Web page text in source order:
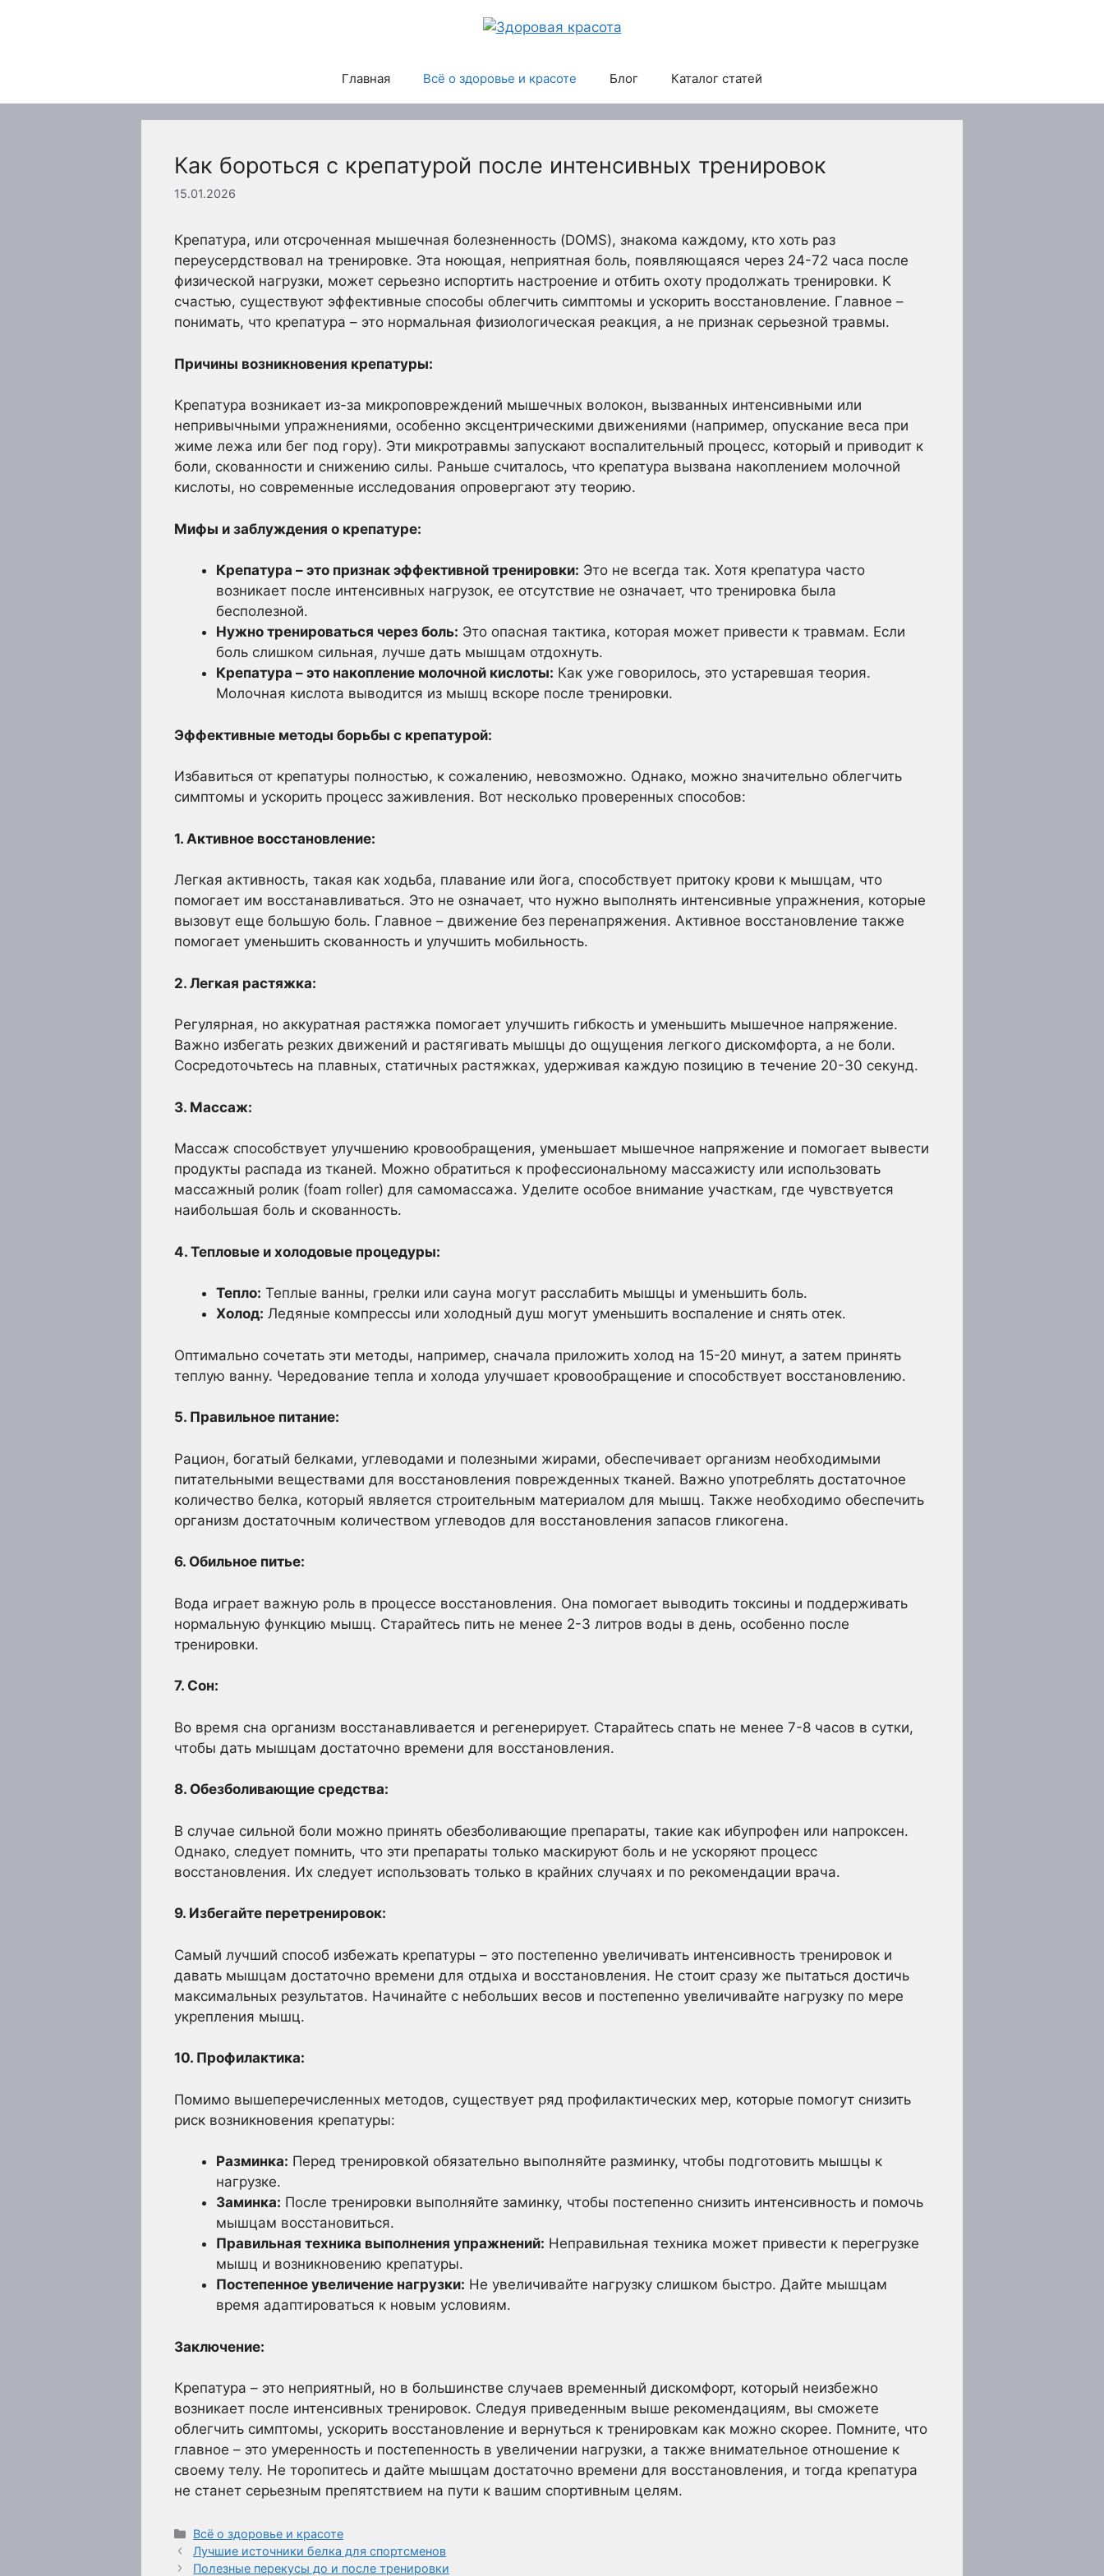
Главная Всё о здоровье и красоте Блог Каталог статей
Как бороться с крепатурой после интенсивных тренировок
15.01.2026
Крепатура, или отсроченная мышечная болезненность (DOMS), знакома каждому, кто хоть раз
переусердствовал на тренировке. Эта ноющая, неприятная боль, появляющаяся через 24-72 часа после
физической нагрузки, может серьезно испортить настроение и отбить охоту продолжать тренировки. К
счастью, существуют эффективные способы облегчить симптомы и ускорить восстановление. Главное –
понимать, что крепатура – это нормальная физиологическая реакция, а не признак серьезной травмы.
Причины возникновения крепатуры:
Крепатура возникает из-за микроповреждений мышечных волокон, вызванных интенсивными или
непривычными упражнениями, особенно эксцентрическими движениями (например, опускание веса при
жиме лежа или бег под гору). Эти микротравмы запускают воспалительный процесс, который и приводит к
боли, скованности и снижению силы. Раньше считалось, что крепатура вызвана накоплением молочной
кислоты, но современные исследования опровергают эту теорию.
Мифы и заблуждения о крепатуре:
Крепатура – это признак эффективной тренировки: Это не всегда так. Хотя крепатура часто
возникает после интенсивных нагрузок, ее отсутствие не означает, что тренировка была
бесполезной.
Нужно тренироваться через боль: Это опасная тактика, которая может привести к травмам. Если
боль слишком сильная, лучше дать мышцам отдохнуть.
Крепатура – это накопление молочной кислоты: Как уже говорилось, это устаревшая теория.
Молочная кислота выводится из мышц вскоре после тренировки.
Эффективные методы борьбы с крепатурой:
Избавиться от крепатуры полностью, к сожалению, невозможно. Однако, можно значительно облегчить
симптомы и ускорить процесс заживления. Вот несколько проверенных способов:
1. Активное восстановление:
Легкая активность, такая как ходьба, плавание или йога, способствует притоку крови к мышцам, что
помогает им восстанавливаться. Это не означает, что нужно выполнять интенсивные упражнения, которые
вызовут еще большую боль. Главное – движение без перенапряжения. Активное восстановление также
помогает уменьшить скованность и улучшить мобильность.
2. Легкая растяжка:
Регулярная, но аккуратная растяжка помогает улучшить гибкость и уменьшить мышечное напряжение.
Важно избегать резких движений и растягивать мышцы до ощущения легкого дискомфорта, а не боли.
Сосредоточьтесь на плавных, статичных растяжках, удерживая каждую позицию в течение 20-30 секунд.
3. Массаж:
Массаж способствует улучшению кровообращения, уменьшает мышечное напряжение и помогает вывести
продукты распада из тканей. Можно обратиться к профессиональному массажисту или использовать
массажный ролик (foam roller) для самомассажа. Уделите особое внимание участкам, где чувствуется
наибольшая боль и скованность.
4. Тепловые и холодовые процедуры:
Тепло: Теплые ванны, грелки или сауна могут расслабить мышцы и уменьшить боль.
Холод: Ледяные компрессы или холодный душ могут уменьшить воспаление и снять отек.
Оптимально сочетать эти методы, например, сначала приложить холод на 15-20 минут, а затем принять
теплую ванну. Чередование тепла и холода улучшает кровообращение и способствует восстановлению.
5. Правильное питание:
Рацион, богатый белками, углеводами и полезными жирами, обеспечивает организм необходимыми
питательными веществами для восстановления поврежденных тканей. Важно употреблять достаточное
количество белка, который является строительным материалом для мышц. Также необходимо обеспечить
организм достаточным количеством углеводов для восстановления запасов гликогена.
6. Обильное питье:
Вода играет важную роль в процессе восстановления. Она помогает выводить токсины и поддерживать
нормальную функцию мышц. Старайтесь пить не менее 2-3 литров воды в день, особенно после
тренировки.
7. Сон:
Во время сна организм восстанавливается и регенерирует. Старайтесь спать не менее 7-8 часов в сутки,
чтобы дать мышцам достаточно времени для восстановления.
8. Обезболивающие средства:
В случае сильной боли можно принять обезболивающие препараты, такие как ибупрофен или напроксен.
Однако, следует помнить, что эти препараты только маскируют боль и не ускоряют процесс
восстановления. Их следует использовать только в крайних случаях и по рекомендации врача.
9. Избегайте перетренировок:
Самый лучший способ избежать крепатуры – это постепенно увеличивать интенсивность тренировок и
давать мышцам достаточно времени для отдыха и восстановления. Не стоит сразу же пытаться достичь
максимальных результатов. Начинайте с небольших весов и постепенно увеличивайте нагрузку по мере
укрепления мышц.
10. Профилактика:
Помимо вышеперечисленных методов, существует ряд профилактических мер, которые помогут снизить
риск возникновения крепатуры:
Разминка: Перед тренировкой обязательно выполняйте разминку, чтобы подготовить мышцы к
нагрузке.
Заминка: После тренировки выполняйте заминку, чтобы постепенно снизить интенсивность и помочь
мышцам восстановиться.
Правильная техника выполнения упражнений: Неправильная техника может привести к перегрузке
мышц и возникновению крепатуры.
Постепенное увеличение нагрузки: Не увеличивайте нагрузку слишком быстро. Дайте мышцам
время адаптироваться к новым условиям.
Заключение:
Крепатура – это неприятный, но в большинстве случаев временный дискомфорт, который неизбежно
возникает после интенсивных тренировок. Следуя приведенным выше рекомендациям, вы сможете
облегчить симптомы, ускорить восстановление и вернуться к тренировкам как можно скорее. Помните, что
главное – это умеренность и постепенность в увеличении нагрузки, а также внимательное отношение к
своему телу. Не торопитесь и дайте мышцам достаточно времени для восстановления, и тогда крепатура
не станет серьезным препятствием на пути к вашим спортивным целям.
Рубрики
Всё о здоровье и красоте
Лучшие источники белка для спортсменов
Полезные перекусы до и после тренировки